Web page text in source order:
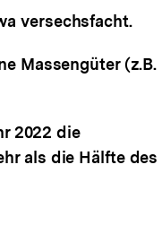
versechsfacht.
Massengüter (z.B.
2022 die
als die Hälfte des